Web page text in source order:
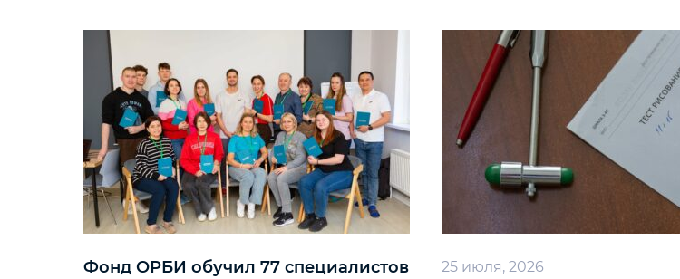
Фонд ОРБИ обучил 77 специалистов
25 июля, 2026